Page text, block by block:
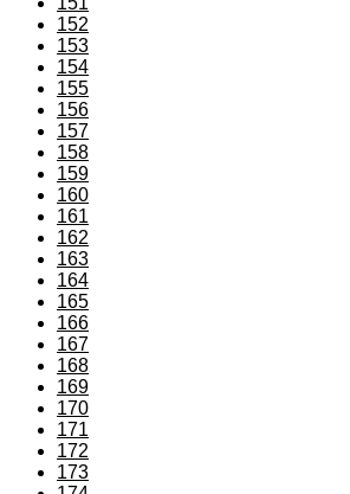
152
153
154
155
156
157
158
159
160
161
162
163
164
165
166
167
168
169
170
171
172
173